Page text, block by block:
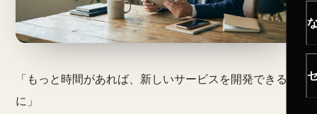
「もっと時間があれば、新しいサービスを開発できるの
に」